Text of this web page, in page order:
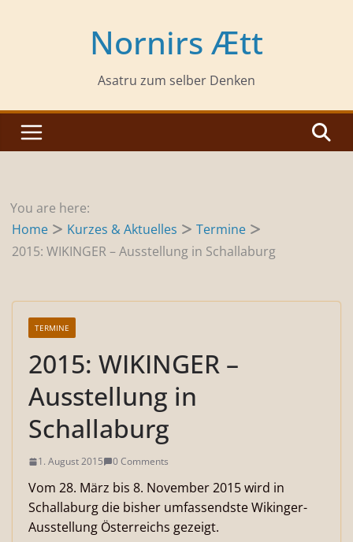
Nornirs Ætt
Asatru zum selber Denken
You are here:
Home
Kurzes & Aktuelles
Termine
2015: WIKINGER – Ausstellung in Schallaburg
TERMINE
2015: WIKINGER –
Ausstellung in
Schallaburg
1. August 2015 0 Comments
Vom 28. März bis 8. November 2015 wird in
Schallaburg die bisher umfassendste Wikinger-
Ausstellung Österreichs gezeigt.